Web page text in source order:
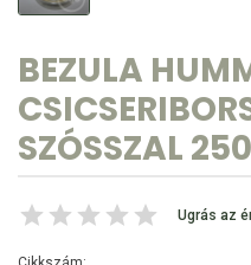
BEZULA
SZÓSSZAL
Ugrás az